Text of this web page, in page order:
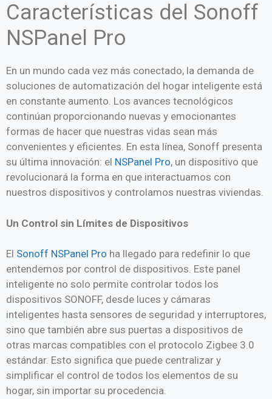
Características del Sonoff
NSPanel Pro
En un mundo cada vez más conectado, la demanda de
soluciones de automatización del hogar inteligente está
en constante aumento. Los avances tecnológicos
continúan proporcionando nuevas y emocionantes
formas de hacer que nuestras vidas sean más
convenientes y eficientes. En esta línea, Sonoff presenta
su última innovación: el NSPanel Pro, un dispositivo que
revolucionará la forma en que interactuamos con
nuestros dispositivos y controlamos nuestras viviendas.
Un Control sin Límites de Dispositivos
El Sonoff NSPanel Pro ha llegado para redefinir lo que
entendemos por control de dispositivos. Este panel
inteligente no solo permite controlar todos los
dispositivos SONOFF, desde luces y cámaras
inteligentes hasta sensores de seguridad y interruptores,
sino que también abre sus puertas a dispositivos de
otras marcas compatibles con el protocolo Zigbee 3.0
estándar. Esto significa que puede centralizar y
simplificar el control de todos los elementos de su
hogar, sin importar su procedencia.